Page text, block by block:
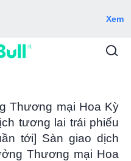
Xem
Thương mại Hoa Kỳ
tương lai trái phiếu
tới] Sàn giao dịch
Thương mại Hoa